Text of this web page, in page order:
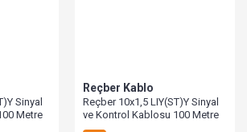
Sinyal
Metre
Reçber Kablo
Reçber 10x1,5 LIY(ST)Y Sinyal
ve Kontrol Kablosu 100 Metre